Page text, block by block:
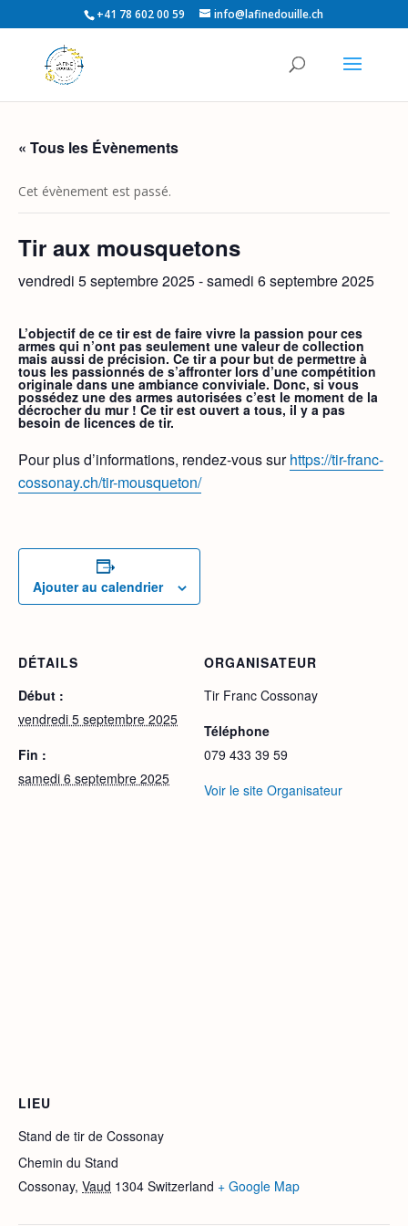
+41 78 602 00 59 info@lafinedouille.ch
« Tous les Évènements
Cet évènement est passé.
Tir aux mousquetons
vendredi 5 septembre 2025-samedi 6 septembre 2025
L’objectif de ce tir est de faire vivre la passion pour ces
armes qui n’ont pas seulement une valeur de collection
mais aussi de précision. Ce tir a pour but de permettre à
tous les passionnés de s’affronter lors d’une compétition
originale dans une ambiance conviviale. Donc, si vous
possédez une des armes autorisées c’est le moment de la
décrocher du mur ! Ce tir est ouvert a tous, il y a pas
besoin de licences de tir.
Pour plus d’informations, rendez-vous surhttps://tir-franc-
cossonay.ch/tir-mousqueton/
Ajouter au calendrier
DÉTAILS
Début :
vendredi 5 septembre 2025
Fin :
samedi 6 septembre 2025
ORGANISATEUR
Tir Franc Cossonay
Téléphone
079 433 39 59
Voir le site Organisateur
LIEU
Stand de tir de Cossonay
Chemin du Stand
Cossonay, Vaud 1304 Switzerland + Google Map